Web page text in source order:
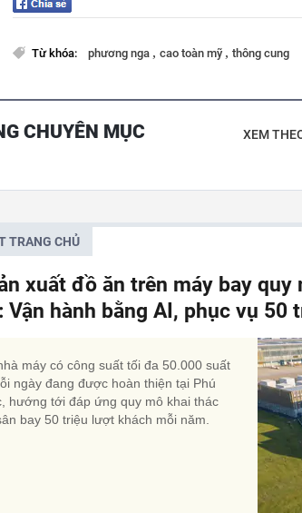
Từ khóa: phương nga , cao toàn mỹ , thông cung
CHUYÊN MỤC XEM
TRANG CHỦ
xuất đồ ăn trên máy bay
Vận hành bằng AI, phục vụ 50
máy có công suất tối đa 50.000 suất
ngày đang được hoàn thiện tại Phú
hướng tới đáp ứng quy mô khai thác
bay 50 triệu lượt khách mỗi năm.